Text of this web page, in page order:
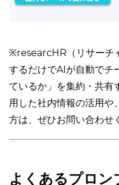
※researcHR（リサーチ
するだけでAIが自動でチ
ているか」を集約・共有
用した社内情報の活用や
方は、ぜひお問い合わせ
よくあるプロン